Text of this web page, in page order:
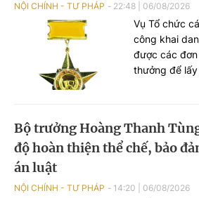
NỘI CHÍNH - TƯ PHÁP 22:48 06/08/2026
Vụ Tổ chức
công khai
được các
thưởng để
Bộ trưởng Hoàng Thanh
độ hoàn thiện thể chế, bảo
án luật
NỘI CHÍNH - TƯ PHÁP 14:20 06/08/2026